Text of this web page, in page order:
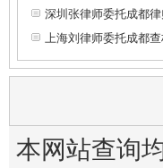
深圳张律师委托成都
上海刘律师委托成都
本网站查询